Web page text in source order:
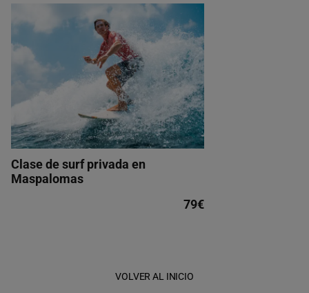
Clase de surf privada en
Maspalomas
79€
VOLVER AL INICIO